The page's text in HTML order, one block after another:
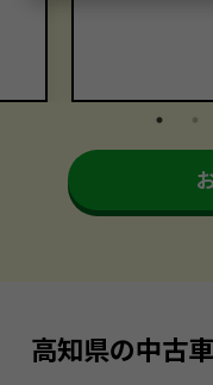
高知県の中古